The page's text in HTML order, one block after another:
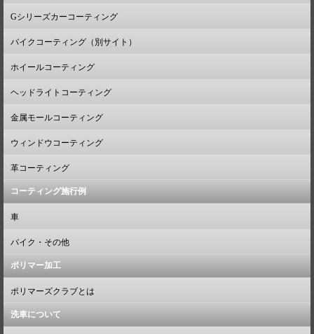
Gシリーズカーコーティング
バイクコーティング（別サイト）
ホイールコーティング
ヘッドライトコーティング
金属モールコーティング
ウィンドウコーティング
革コーティング
コーティング施行例
車
バイク・その他
ポリマー加工
ポリマーズクラブとは
洗車について